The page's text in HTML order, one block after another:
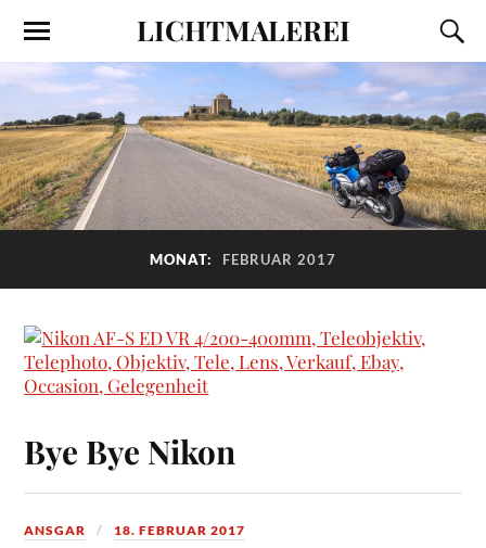
LICHTMALEREI
MONAT: FEBRUAR 2017
Bye Bye Nikon
ANSGAR 18. FEBRUAR 2017